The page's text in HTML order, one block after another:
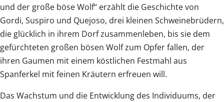
und der große böse Wolf“ erzählt die Geschichte von
Gordi, Suspiro und Quejoso, drei kleinen Schweinebrüdern,
die glücklich in ihrem Dorf zusammenleben, bis sie dem
gefürchteten großen bösen Wolf zum Opfer fallen, der
ihren Gaumen mit einem köstlichen Festmahl aus
Spanferkel mit feinen Kräutern erfreuen will.
Das Wachstum und die Entwicklung des Individuums, der